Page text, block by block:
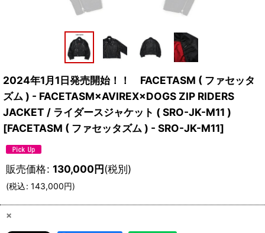
2024年1月1日発売開始！！ FACETASM ( ファセッタ
ズム ) - FACETASM×AVIREX×DOGS ZIP RIDERS
JACKET / ライダースジャケット ( SRO-JK-M11 )
[FACETASM ( ファセッタズム ) - SRO-JK-M11]
販売価格: 130,000円(税別)
(税込: 143,000円)
×